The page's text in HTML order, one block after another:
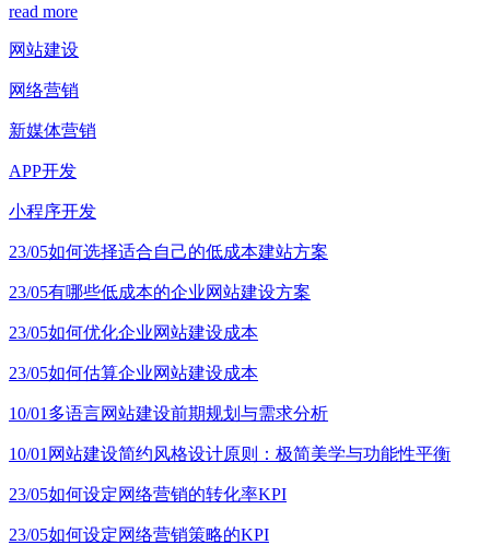
read more
网站建设
网络营销
新媒体营销
APP开发
小程序开发
23/05如何选择适合自己的低成本建站方案
23/05有哪些低成本的企业网站建设方案
23/05如何优化企业网站建设成本
23/05如何估算企业网站建设成本
10/01 多语言网站建设前期规划与需求分析
10/01 网站建设简约风格设计原则：极简美学与功能性平衡
23/05如何设定网络营销的转化率KPI
23/05如何设定网络营销策略的KPI